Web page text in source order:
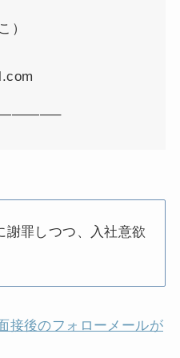
）
謝罪しつつ、入社意欲
接後のフォローメールが